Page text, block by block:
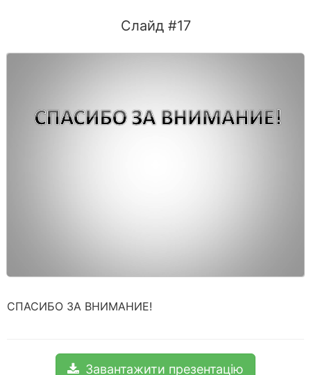
Слайд #17
СПАСИБО ЗА ВНИМАНИЕ!
Завантажити презентацію